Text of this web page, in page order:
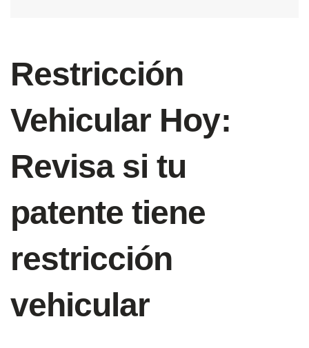
Restricción
Vehicular Hoy:
Revisa si tu
patente tiene
restricción
vehicular